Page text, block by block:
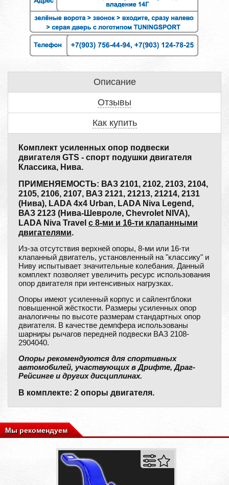
Описание
Отзывы
Как купить
Комплект усиленных опор подвески
двигателя GTS - cпорт подушки двигателя
Классика, Нива.
ПРИМЕНЯЕМОСТЬ: ВАЗ 2101, 2102, 2103, 2104,
2105, 2106, 2107, ВАЗ 2121, 21213, 21214, 2131
(Нива), LADA 4x4 Urban, LADA Niva Legend,
ВАЗ 2123 (Нива-Шевроле, Chevrolet NIVA),
LADA Niva Travel с 8-ми и 16-ти клапанными
двигателями.
Из-за отсутствия верхней опоры, 8-ми или 16-ти
клапанный двигатель, установленный на "классику" и
Ниву испытывает значительные колебания. Данный
комплект позволяет увеличить ресурс использования
опор двигателя при интенсивных нагрузках.
Опоры имеют усиленный корпус и сайлентблоки
повышенной жёсткости. Размеры усиленных опор
аналогичны по высоте размерам стандартных опор
двигателя. В качестве демпфера использованы
шарниры рычагов передней подвески ВАЗ 2108-
2904040.
Опоры рекомендуются для спортивных
автомобилей, участвующих в Дрифте, Драг-
Рейсинге и других дисциплинах.
В комплекте: 2 опоры двигателя.
Мы рекомендуем